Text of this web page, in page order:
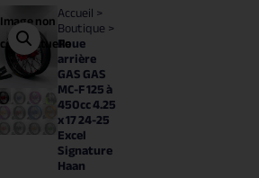
Image non
contractuelle
Accueil>
Boutique>
Roue
arrière
GAS GAS
MC-F 125 à
450cc 4.25
x 17 24-25
Excel
Signature
Haan